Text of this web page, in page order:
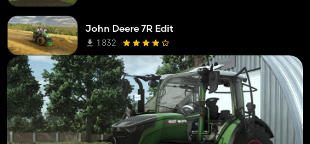
John Deere 7R Edit
1 832